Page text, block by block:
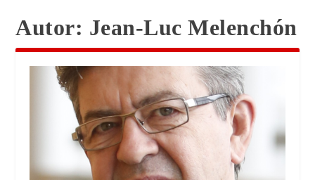
Autor: Jean-Luc Melenchón